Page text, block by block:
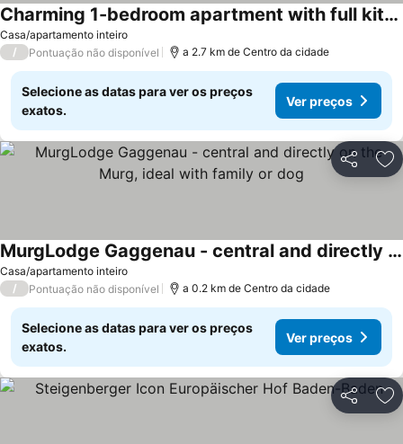
Casa/apartamento inteiro
Charming 1-bedroom apartment with full kitchenin the heart of Gaggenau
/ Pontuação não disponível a 2.7 km de Centro da cidade
Selecione as datas para ver os preços
exatos.
Ver preços
Partilhar
Casa/apartamento inteiro
MurgLodge Gaggenau - central and directly on the Murg, ideal with family or dog
/ Pontuação não disponível a 0.2 km de Centro da cidade
Selecione as datas para ver os preços
exatos.
Ver preços
Partilhar